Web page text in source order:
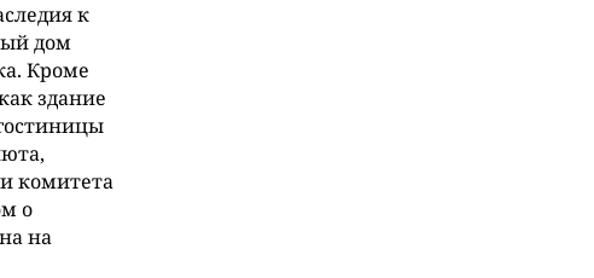
к
дом
Кроме
здание
комитета
о
на